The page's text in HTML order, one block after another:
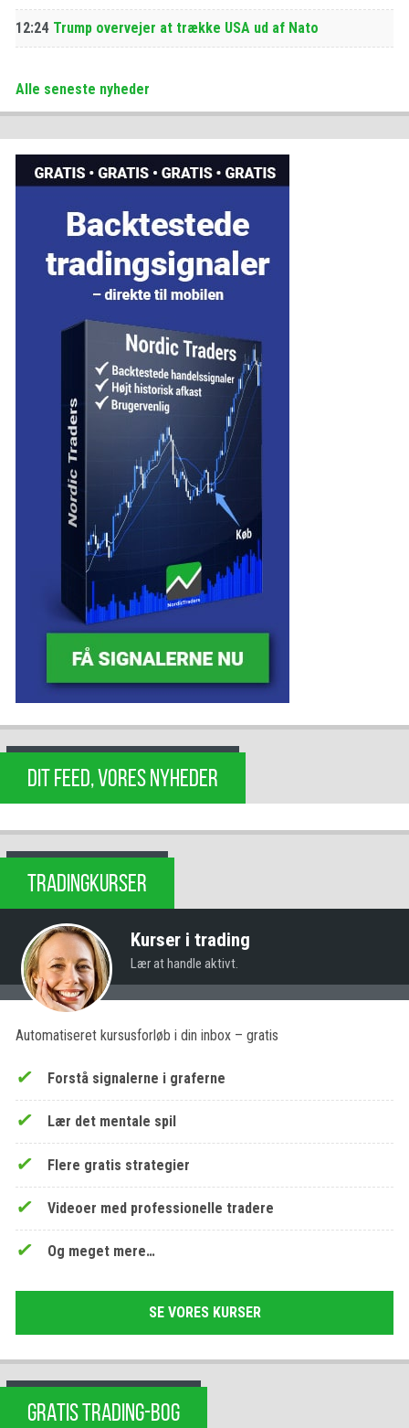
12:24 Trump overvejer at trække USA ud af Nato
Alle seneste nyheder
DIT FEED, VORES NYHEDER
TRADINGKURSER
Kurser i trading
Lær at handle aktivt.
Automatiseret kursusforløb i din inbox – gratis
Forstå signalerne i graferne
Lær det mentale spil
Flere gratis strategier
Videoer med professionelle tradere
Og meget mere…
SE VORES KURSER
GRATIS TRADING-BOG